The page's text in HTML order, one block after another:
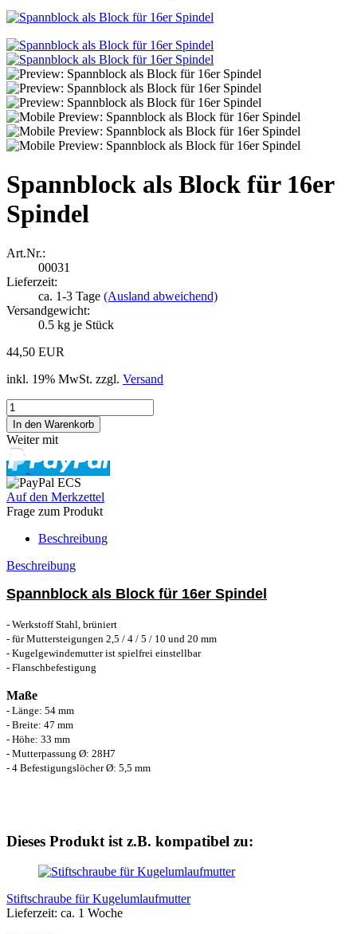
Spannblock als Block für 16er
Spindel
Art.Nr.:
00031
Lieferzeit:
ca. 1-3 Tage (Ausland abweichend)
Versandgewicht:
0.5 kg je Stück
44,50 EUR
inkl. 19% MwSt. zzgl. Versand
Weiter mit
Auf den Merkzettel
Frage zum Produkt
Beschreibung
Beschreibung
Spannblock als Block für 16er Spindel
- Werkstoff Stahl, brüniert
- für Muttersteigungen 2,5 / 4 / 5 / 10 und 20 mm
- Kugelgewindemutter ist spielfrei einstellbar
- Flanschbefestigung
Maße
- Länge: 54 mm
- Breite: 47 mm
- Höhe: 33 mm
- Mutterpassung Ø: 28H7
- 4 BefestigungslöcherØ: 5,5 mm
Dieses Produkt ist z.B. kompatibel zu:
Stiftschraube für Kugelumlaufmutter
Lieferzeit: ca. 1 Woche